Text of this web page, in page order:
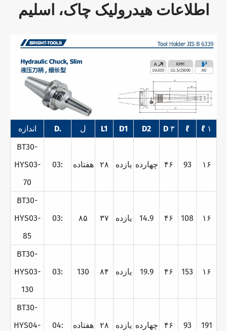
اطلاعات هیدرولیک چاک، اسلیم
اندازه D. ل L1 D1 D2 D ۳ ℓ
ℓ ۱
BT30-
HYS03-
70
03: هفتاده ۲۸ يازده چهارده ۴۶ 93 ۱۶
BT30-
HYS03-
85
03: ۸۵ ۳۷ يازده 14.9 ۴۶ 108 ۱۶
BT30-
HYS03-
130
03: 130 ۸۴ يازده 19.9 ۴۶ 153 ۱۶
BT30-
HYS04-
04: هفتاده ۲۸ يازده چهارده ۴۶ 93 191